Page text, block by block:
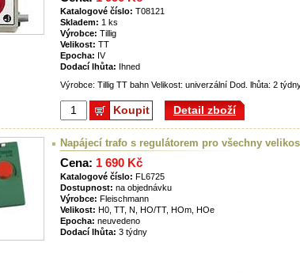
Katalogové číslo: T08121
Skladem: 1 ks
Výrobce: Tillig
Velikost: TT
Epocha: IV
Dodací lhůta: Ihned
Výrobce: Tillig TT bahn Velikost: univerzální Dod. lhůta: 2
Koupit Detail zboží
Napájecí trafo s regulátorem pro všechny
Cena: 1 690 Kč
Katalogové číslo: FL6725
Dostupnost: na objednávku
Výrobce: Fleischmann
Velikost: H0, TT, N, HO/TT, HOm, HOe
Epocha: neuvedeno
Dodací lhůta: 3 týdny